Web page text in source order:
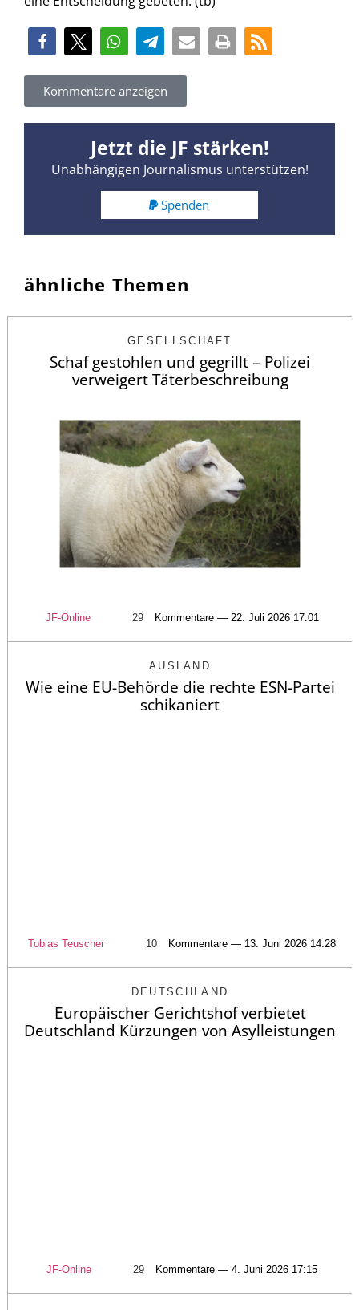
Kommentare anzeigen
Jetzt die JF stärken!
Unabhängigen Journalismus unterstützen!
Spenden
ähnliche Themen
GESELLSCHAFT
Schaf gestohlen und gegrillt – Polizei
verweigert Täterbeschreibung
JF-Online 29 Kommentare — 22. Juli 2026 17:01
AUSLAND
Wie eine EU-Behörde die rechte ESN-Partei
schikaniert
Tobias Teuscher 10 Kommentare — 13. Juni 2026 14:28
DEUTSCHLAND
Europäischer Gerichtshof verbietet
Deutschland Kürzungen von Asylleistungen
JF-Online 29 Kommentare — 4. Juni 2026 17:15